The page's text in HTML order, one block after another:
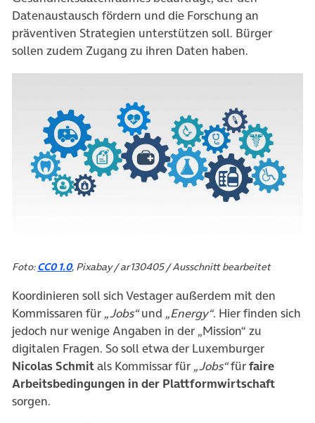
Datenaustausch fördern und die Forschung an
präventiven Strategien unterstützen soll. Bürger
sollen zudem Zugang zu ihren Daten haben.
Foto:CC0 1.0, Pixabay / ar130405 / Ausschnitt bearbeitet
Koordinieren soll sich Vestager außerdem mit den
Kommissaren für „Jobs“und „Energy“. Hier finden sich
jedoch nur wenige Angaben in der „Mission“ zu
digitalen Fragen. So soll etwa der Luxemburger
Nicolas Schmitals Kommissar für „Jobs“fürfaire
Arbeitsbedingungen in der Plattformwirtschaft
sorgen.